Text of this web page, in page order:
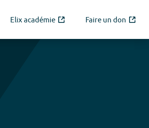
Elix académie Faire un don